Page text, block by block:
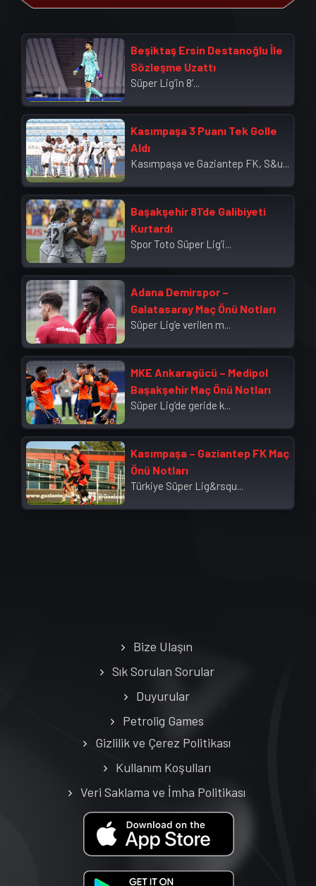
Beşiktaş Ersin Destanoğlu İle
Sözleşme Uzattı
Süper Lig’in 8’...
Kasımpaşa 3 Puanı Tek Golle
Aldı
Kasımpaşa ve Gaziantep FK, S&u...
Başakşehir 81’de Galibiyeti
Kurtardı
Spor Toto Süper Lig’i...
Adana Demirspor –
Galatasaray Maç Önü Notları
Süper Lig’e verilen m...
MKE Ankaragücü – Medipol
Başakşehir Maç Önü Notları
Süper Lig’de geride k...
Kasımpaşa – Gaziantep FK Maç
Önü Notları
Türkiye Süper Lig&rsqu...
Bize Ulaşın
Sık Sorulan Sorular
Duyurular
Petrolig Games
Gizlilik ve Çerez Politikası
Kullanım Koşulları
Veri Saklama ve İmha Politikası